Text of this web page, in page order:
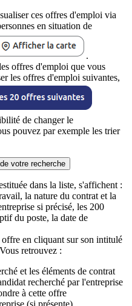
ces offres d'emploi via
en situation de
.
offres d'emploi que vous
les offres d'emploi suivantes,
de changer le
pouvez par exemple les trier
votre recherche
dans la liste, s'affichent :
la nature du contrat et la
si précisé, les 200
du poste, la date de
en cliquant sur son intitulé
retrouvez :
et les éléments de contrat
recherché par l'entreprise
à cette offre
(si présente)